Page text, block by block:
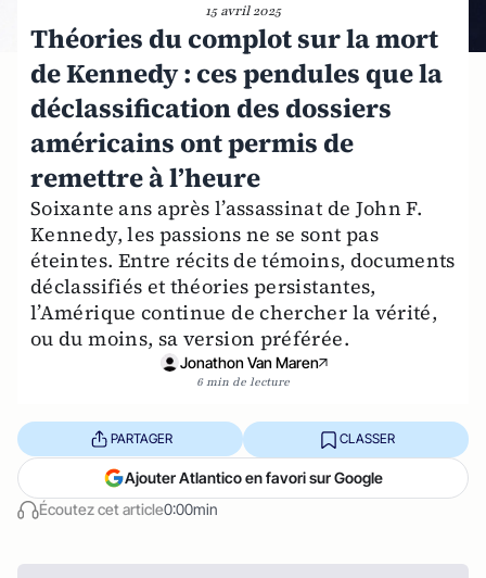
15 avril 2025
Théories du complot sur la mort
de Kennedy : ces pendules que la
déclassification des dossiers
américains ont permis de
remettre à l’heure
Soixante ans après l’assassinat de John F.
Kennedy, les passions ne se sont pas
éteintes. Entre récits de témoins, documents
déclassifiés et théories persistantes,
l’Amérique continue de chercher la vérité,
ou du moins, sa version préférée.
Jonathon Van Maren
6 min de lecture
Écoutez cet article0:00min
PARTAGER CLASSER
Ajouter Atlantico en favori sur Google